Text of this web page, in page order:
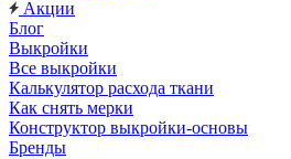
Акции
Блог
Выкройки
Все выкройки
Калькулятор расхода ткани
Как снять мерки
Конструктор выкройки-основы
Бренды